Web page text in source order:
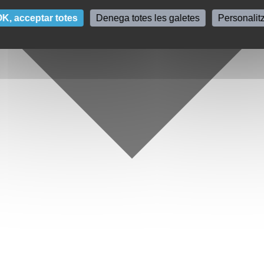
acceptar totes Denega totes les galetes